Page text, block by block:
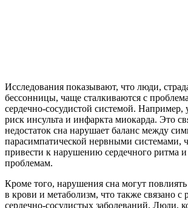
Исследования показывают, что люди,
бессонницы, чаще сталкиваются с
сердечно-сосудистой системой.
риск инсульта и инфаркта миокарда. Это
недостаток сна нарушает баланс между
парасимпатической нервными системами,
привести к нарушению сердечного ритма
проблемам.
Кроме того, нарушения сна могут повлиять
в крови и метаболизм, что также связано с
сердечно-сосудистых заболеваний. Люди,